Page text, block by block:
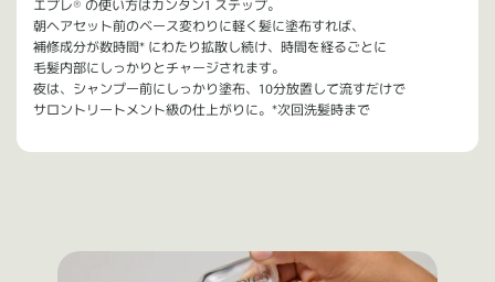
エプレ® の使い方はカンタン1 ステップ。
朝ヘアセット前のベース変わりに軽く髪に塗布すれば、
補修成分が数時間* にわたり拡散し続け、時間を経るごとに
毛髪内部にしっかりとチャージされます。
夜は、シャンプー前にしっかり塗布、10分放置して流すだけで
サロントリートメント級の仕上がりに。 *次回洗髪時まで